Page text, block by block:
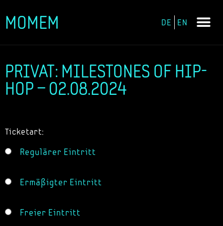
Zum
MOMEM DE EN
PRIVAT: MILESTONES OF HIP-
HOP – 02.08.2024
Ticketart:
Regulärer Eintritt
Ermäßigter Eintritt
Freier Eintritt